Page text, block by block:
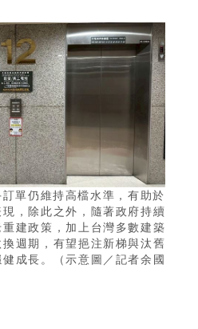
單仍維持高檔水準，有助於
，除此之外，隨著政府持續
建政策，加上台灣多數建築
週期，有望挹注新梯與汰舊
成長。（示意圖／記者余國